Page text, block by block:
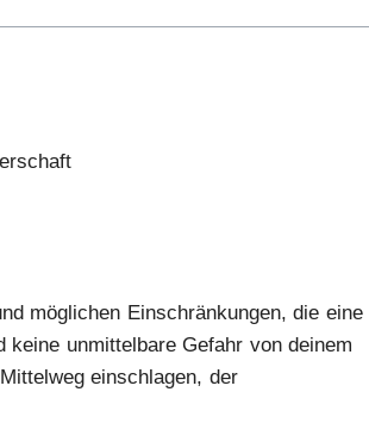
möglichen Einschränkungen, die eine
unmittelbare Gefahr von deinem
einschlagen, der